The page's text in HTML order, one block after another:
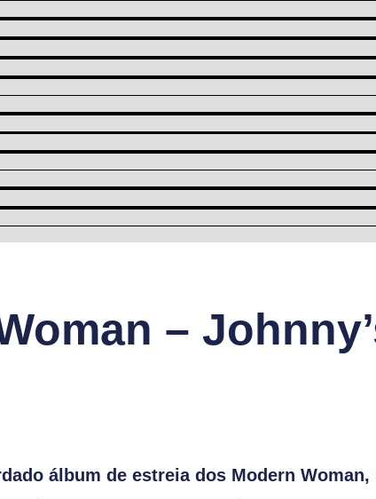
–
álbum de estreia dos Modern